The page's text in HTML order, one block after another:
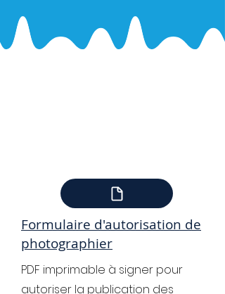
Formulaire d'autorisation de
photographier
PDF imprimable à signer pour
autoriser la publication des